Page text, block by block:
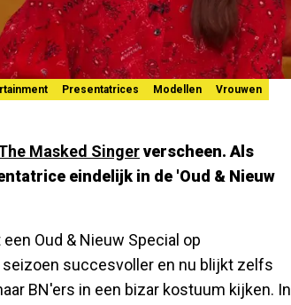
Presentatrices Modellen
Vrouwen
Masked Singerverscheen. Als
eindelijk in de 'Oud & Nieuw
Oud & Nieuw Special op
succesvoller en nu blijkt zelfs
BN'ers in een bizar kostuum kijken. In